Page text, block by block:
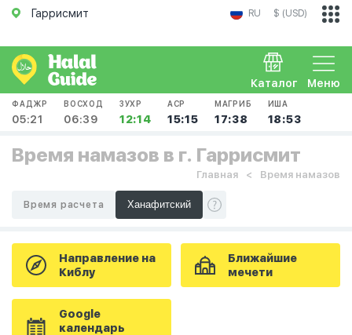
Гаррисмит RU $ (USD)
Меню
Каталог
ФАДЖР
05:21
ВОСХОД
06:39
ЗУХР
12:14
АСР
15:15
МАГРИБ
17:38
ИША
18:53
Время намазов в г. Гаррисмит
Главная Время намазов
Время расчета
Направление на
Киблу
Ближайшие
мечети
Google
календарь